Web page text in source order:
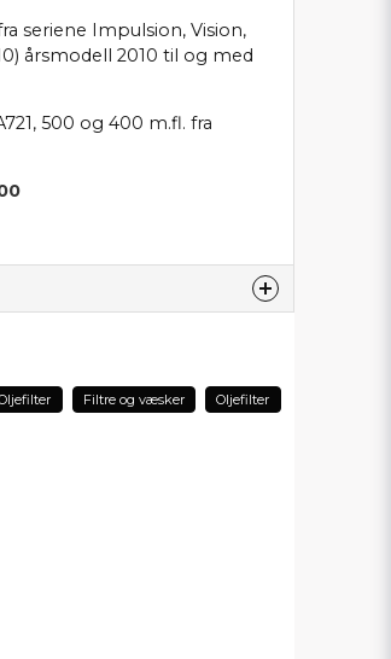
seriene Impulsion, Vision,
årsmodell 2010 til og med
500 og 400 m.fl. fra
Filtre og væsker Oljefilter